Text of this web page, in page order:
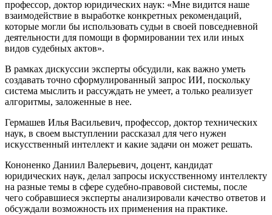
профессор, доктор юридических наук: «Мне видится наше
взаимодействие в выработке конкретных рекомендаций,
которые могли бы использовать судьи в своей повседневной
деятельности для помощи в формировании тех или иных
видов судебных актов».
В рамках дискуссии эксперты обсудили, как важно уметь
создавать точно сформулированный запрос ИИ, поскольку
система мыслить и рассуждать не умеет, а только реализует
алгоритмы, заложенные в нее.
Гермашев Илья Васильевич, профессор, доктор технических
наук, в своем выступлении рассказал для чего нужен
искусственный интеллект и какие задачи он может решать.
Кононенко Даниил Валерьевич, доцент, кандидат
юридических наук, делал запросы искусственному интеллекту
на разные темы в сфере судебно-правовой системы, после
чего собравшиеся эксперты анализировали качество ответов и
обсуждали возможность их применения на практике.